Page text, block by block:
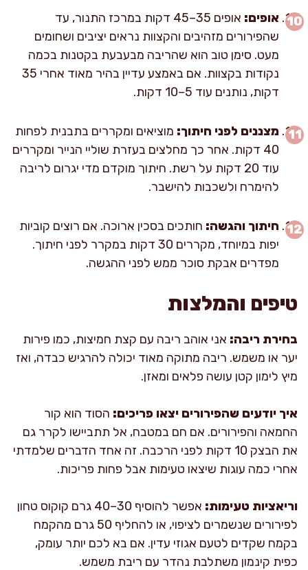
אופים:
אופים 35–45 דקות במרכז התנור, עד
שהפירורים מזהיבים והקצוות נראים יציבים ושחומים
מעט. סימן טוב הוא שהריבה מבעבעת בקטנות בכמה
נקודות בקצוות. אם באמצע עדיין בהיר מאוד אחרי 35
דקות, נותנים עוד 5–10 דקות.
מצננים לפני חיתוך: מוציאים ומקררים בתבנית לפחות
40 דקות. אחר כך מחלצים בעזרת שוליי הנייר ומקררים
עוד 20 דקות על רשת. חיתוך מוקדם מדי יגרום לריבה
להימרח ולשכבות להישבר.
חיתוך והגשה: חותכים בסכין ארוכה. אם רוצים קוביות
יפות במיוחד, מקררים 30 דקות במקרר לפני חיתוך.
מפדרים אבקת סוכר ממש לפני ההגשה.
טיפים והמלצות
בחירת ריבה: אני אוהב ריבה עם קצת חמיצות, כמו פירות
יער או משמש. ריבה מתוקה מאוד יכולה להרגיש כבדה, ואז
מיץ לימון קטן עושה פלאים ומאזן.
איך יודעים שהפירורים יצאו פריכים: הסוד הוא קור
החמאה והפירורים. אם חם במטבח, אל תתביישו לקרר גם
את הבצק 10 דקות לפני הרכבה. זה אחד הדברים שלמדתי
אחרי כמה עוגות שיצאו טעימות אבל פחות פריכות.
וריאציות טעימות:
אפשר להוסיף 30–40 גרם קוקוס טחון
לפירורים שנשמרים לציפוי, או להחליף 50 גרם מהקמח
בקמח שקדים לטעם אגוזי עדין. אם בא לכם יותר עומק,
כפית קינמון משתלבת נהדר עם ריבת משמש.